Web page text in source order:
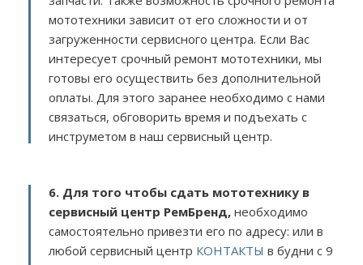
мототехники зависит от его сложности и от
загруженности сервисного центра. Если Вас
интересует срочный ремонт мототехники, мы
готовы его осуществить без дополнительной
оплаты. Для этого заранее необходимо с нами
связаться, обговорить время и подъехать с
инструметом в наш сервисный центр.
6. Для того чтобы сдать мототехнику в
сервисный центр РемБренд, необходимо
самостоятельно привезти его по адресу: или в
любой сервисный центр КОНТАКТЫ в будни с 9